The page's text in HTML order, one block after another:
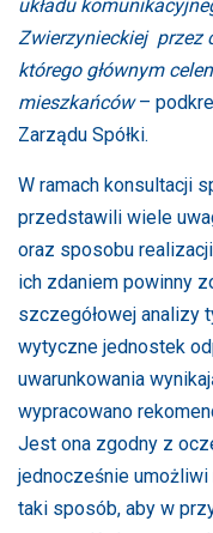
układu
Zwierzynieckiej przez
którego głównym
mieszkańców–
Zarządu Spółki.
W ramach konsultacji
przedstawili wiele
oraz sposobu
ich zdaniem powinny
szczegółowej analizy
wytyczne jednostek
uwarunkowania
wypracowano
Jest ona zgodny z
jednocześnie umożliwi
taki sposób, aby w